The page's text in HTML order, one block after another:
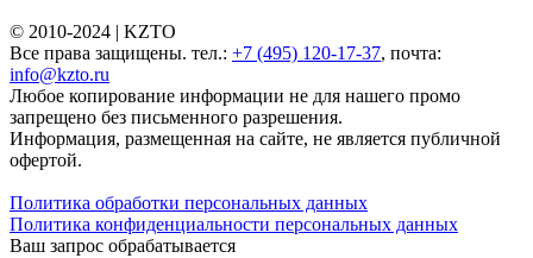
© 2010-2024 | KZTO
Все права защищены. тел.: +7 (495) 120-17-37, почта:
info@kzto.ru
Любое копирование информации не для нашего промо
запрещено без письменного разрешения.
Информация, размещенная на сайте, не является публичной
офертой.
Политика обработки персональных данных
Политика конфиденциальности персональных данных
Ваш запрос обрабатывается